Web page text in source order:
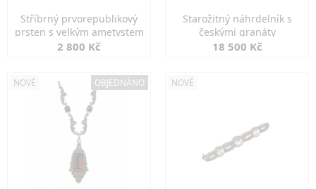
Stříbrný prvorepublikový
prsten s velkým ametystem
2 800 Kč
Starožitný náhrdelník s
českými granáty
18 500 Kč
NOVÉ OBJEDNÁNO NOVÉ